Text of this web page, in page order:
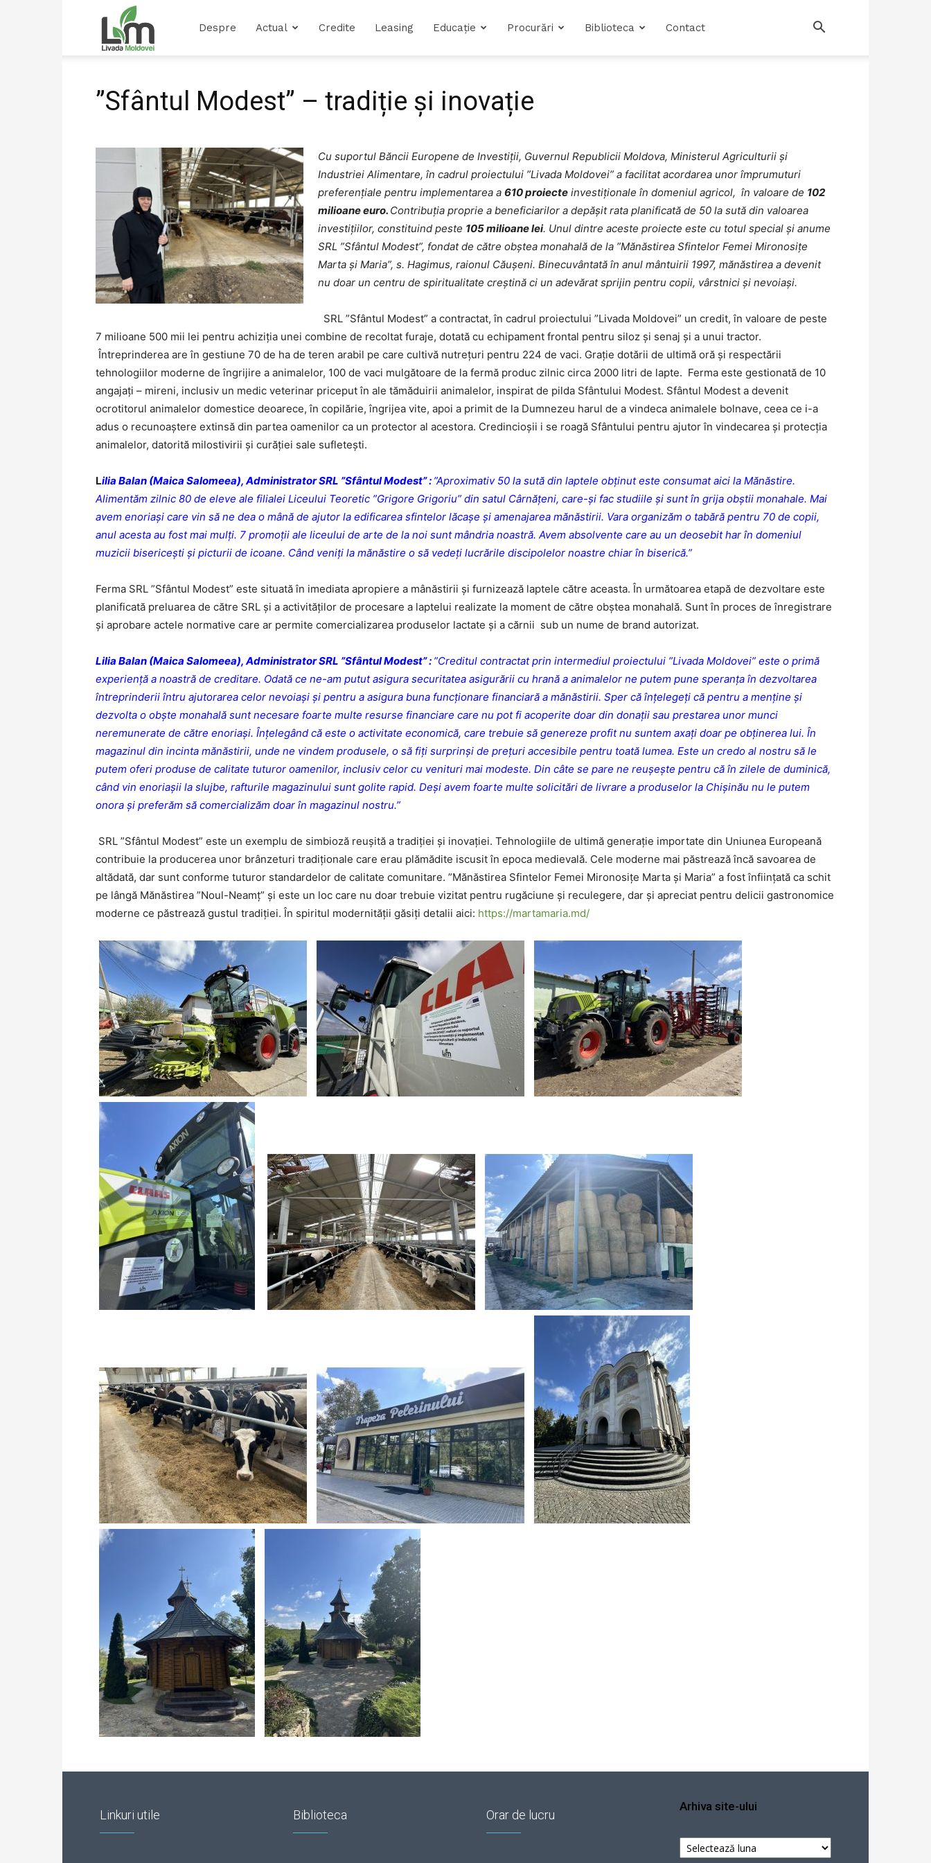
Despre Actual Credite Leasing Educație Procurări Biblioteca Contact
”Sfântul Modest” – tradiție și inovație
Cu suportul Băncii Europene de Investiții, Guvernul Republicii Moldova, Ministerul Agriculturii și
Industriei Alimentare, în cadrul proiectului ”Livada Moldovei” a facilitat acordarea unor împrumuturi
preferențiale pentru implementarea a 610 proiecte investiționale în domeniul agricol, în valoare de 102
milioane euro. Contribuția proprie a beneficiarilor a depășit rata planificată de 50 la sută din valoarea
investițiilor, constituind peste 105 milioane lei. Unul dintre aceste proiecte este cu totul special și anume
SRL ”Sfântul Modest”, fondat de către obștea monahală de la ”Mănăstirea Sfintelor Femei Mironosițe
Marta și Maria”, s. Hagimus, raionul Căușeni. Binecuvântată în anul mântuirii 1997, mănăstirea a devenit
nu doar un centru de spiritualitate creștină ci un adevărat sprijin pentru copii, vârstnici și nevoiași.
SRL ”Sfântul Modest” a contractat, în cadrul proiectului ”Livada Moldovei” un credit, în valoare de peste
7 milioane 500 mii lei pentru achiziția unei combine de recoltat furaje, dotată cu echipament frontal pentru siloz și senaj și a unui tractor.
Întreprinderea are în gestiune 70 de ha de teren arabil pe care cultivă nutrețuri pentru 224 de vaci. Grație dotării de ultimă oră și respectării
tehnologiilor moderne de îngrijire a animalelor, 100 de vaci mulgătoare de la fermă produc zilnic circa 2000 litri de lapte. Ferma este gestionată de 10
angajați – mireni, inclusiv un medic veterinar priceput în ale tămăduirii animalelor, inspirat de pilda Sfântului Modest. Sfântul Modest a devenit
ocrotitorul animalelor domestice deoarece, în copilărie, îngrijea vite, apoi a primit de la Dumnezeu harul de a vindeca animalele bolnave, ceea ce i-a
adus o recunoaștere extinsă din partea oamenilor ca un protector al acestora. Credincioșii i se roagă Sfântului pentru ajutor în vindecarea și protecția
animalelor, datorită milostivirii și curăției sale sufletești.
Lilia Balan (Maica Salomeea), Administrator SRL ”Sfântul Modest” : ”Aproximativ 50 la sută din laptele obținut este consumat aici la Mănăstire.
Alimentăm zilnic 80 de eleve ale filialei Liceului Teoretic ”Grigore Grigoriu” din satul Cârnățeni, care-și fac studiile și sunt în grija obștii monahale. Mai
avem enoriași care vin să ne dea o mână de ajutor la edificarea sfintelor lăcașe și amenajarea mănăstirii. Vara organizăm o tabără pentru 70 de copii,
anul acesta au fost mai mulți. 7 promoții ale liceului de arte de la noi sunt mândria noastră. Avem absolvente care au un deosebit har în domeniul
muzicii bisericești și picturii de icoane. Când veniți la mănăstire o să vedeți lucrările discipolelor noastre chiar în biserică.”
Ferma SRL ”Sfântul Modest” este situată în imediata apropiere a mânăstirii și furnizează laptele către aceasta. În următoarea etapă de dezvoltare este
planificată preluarea de către SRL și a activităților de procesare a laptelui realizate la moment de către obștea monahală. Sunt în proces de înregistrare
și aprobare actele normative care ar permite comercializarea produselor lactate și a cărnii sub un nume de brand autorizat.
Lilia Balan (Maica Salomeea), Administrator SRL ”Sfântul Modest” : ”Creditul contractat prin intermediul proiectului ”Livada Moldovei” este o primă
experiență a noastră de creditare. Odată ce ne-am putut asigura securitatea asigurării cu hrană a animalelor ne putem pune speranța în dezvoltarea
întreprinderii întru ajutorarea celor nevoiași și pentru a asigura buna funcționare financiară a mănăstirii. Sper că înțelegeți că pentru a menține și
dezvolta o obște monahală sunt necesare foarte multe resurse financiare care nu pot fi acoperite doar din donații sau prestarea unor munci
neremunerate de către enoriași. Înțelegând că este o activitate economică, care trebuie să genereze profit nu suntem axați doar pe obținerea lui. În
magazinul din incinta mănăstirii, unde ne vindem produsele, o să fiți surprinși de prețuri accesibile pentru toată lumea. Este un credo al nostru să le
putem oferi produse de calitate tuturor oamenilor, inclusiv celor cu venituri mai modeste. Din câte se pare ne reușește pentru că în zilele de duminică,
când vin enoriașii la slujbe, rafturile magazinului sunt golite rapid. Deși avem foarte multe solicitări de livrare a produselor la Chișinău nu le putem
onora și preferăm să comercializăm doar în magazinul nostru.”
SRL ”Sfântul Modest” este un exemplu de simbioză reușită a tradiției și inovației. Tehnologiile de ultimă generație importate din Uniunea Europeană
contribuie la producerea unor brânzeturi tradiționale care erau plămădite iscusit în epoca medievală. Cele moderne mai păstrează încă savoarea de
altădată, dar sunt conforme tuturor standardelor de calitate comunitare. ”Mănăstirea Sfintelor Femei Mironosițe Marta și Maria” a fost înființată ca schit
pe lângă Mănăstirea ”Noul-Neamț” și este un loc care nu doar trebuie vizitat pentru rugăciune și reculegere, dar și apreciat pentru delicii gastronomice
moderne ce păstrează gustul tradiției. În spiritul modernității găsiți detalii aici: https://martamaria.md/
Linkuri utile Biblioteca Orar de lucru
Arhiva site-ului
Arhiva
site-